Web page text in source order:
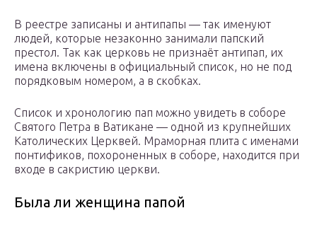
В реестре записаны и антипапы — так именуют
людей, которые незаконно занимали папский
престол. Так как церковь не признаёт антипап, их
имена включены в официальный список, но не под
порядковым номером, а в скобках.
Список и хронологию пап можно увидеть в соборе
Святого Петра в Ватикане — одной из крупнейших
Католических Церквей. Мраморная плита с именами
понтификов, похороненных в соборе, находится при
входе в сакристию церкви.
Была ли женщина папой